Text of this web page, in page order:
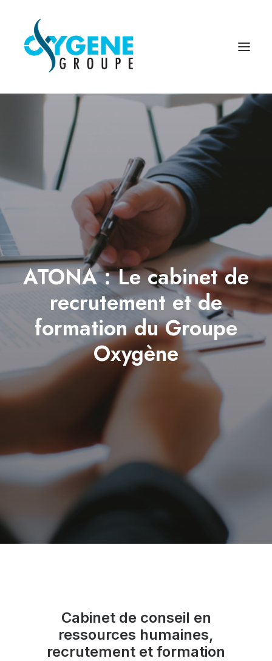
ATONA : Le cabinet de
recrutement et de
formation du Groupe
Oxygène
Cabinet de conseil en
ressources humaines,
recrutement et formation